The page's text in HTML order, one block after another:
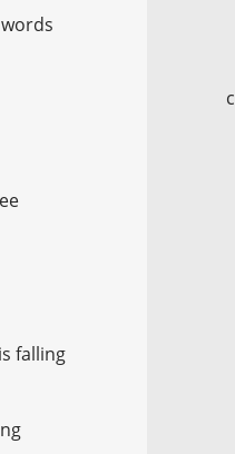
falling